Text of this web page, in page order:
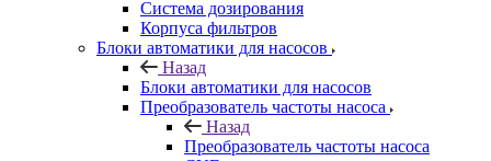
Система дозирования
Корпуса фильтров
Блоки автоматики для насосов
Назад
Блоки автоматики для насосов
Преобразователь частоты насоса
Назад
Преобразователь частоты насоса